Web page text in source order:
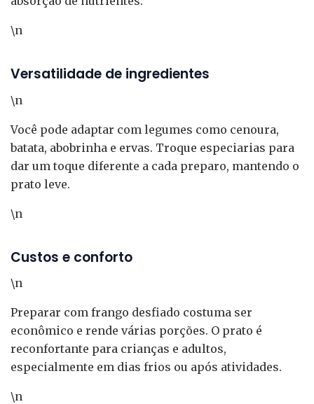
\n
Versatilidade de ingredientes
\n
Você pode adaptar com legumes como cenoura,
batata, abobrinha e ervas. Troque especiarias para
dar um toque diferente a cada preparo, mantendo o
prato leve.
\n
Custos e conforto
\n
Preparar com frango desfiado costuma ser
econômico e rende várias porções. O prato é
reconfortante para crianças e adultos,
especialmente em dias frios ou após atividades.
\n